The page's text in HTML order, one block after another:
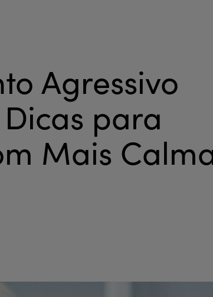
Agressivo
para
Mais